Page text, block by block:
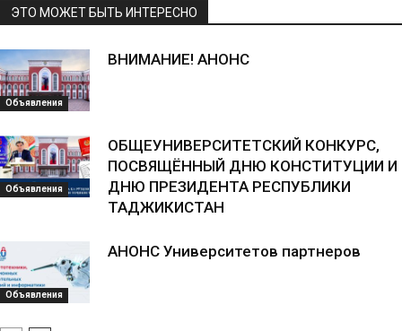
ЭТО МОЖЕТ БЫТЬ ИНТЕРЕСНО
Объявления
ВНИМАНИЕ! АНОНС
Объявления
ОБЩЕУНИВЕРСИТЕТСКИЙ КОНКУРС,
ПОСВЯЩЁННЫЙ ДНЮ КОНСТИТУЦИИ И
ДНЮ ПРЕЗИДЕНТА РЕСПУБЛИКИ
ТАДЖИКИСТАН
Объявления
АНОНС Университетов партнеров